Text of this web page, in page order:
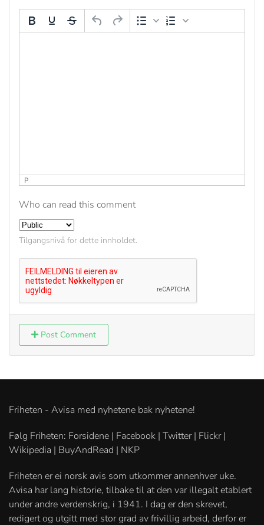
P
Who can read this comment
Tilgangsnivå for dette innholdet.
Post Comment
Friheten - Avisa med nyhetene bak nyhetene!
Følg Friheten: Forsidene | Facebook | Twitter | Flickr |
Wikipedia | BuyAndRead | NKP
Friheten er ei norsk avis som utkommer annenhver uke.
Avisa har lang historie, tilbake til at den var illegalt etablert
under andre verdenskrig, i 1941. I dag er den skrevet,
redigert og utgitt med stor grad av frivillig arbeid, derfor er